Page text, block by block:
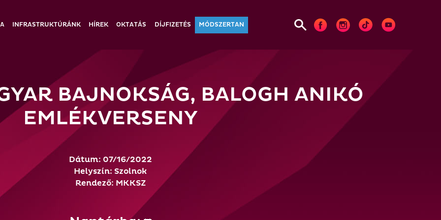
INFRASTRUKTÚRÁNK HÍREK OKTATÁS DÍJFIZETÉS MÓDSZERTAN
BAJNOKSÁG, BALOGH ANIKÓ
EMLÉKVERSENY
Dátum: 07/16/2022
Helyszín: Szolnok
Rendező: MKKSZ